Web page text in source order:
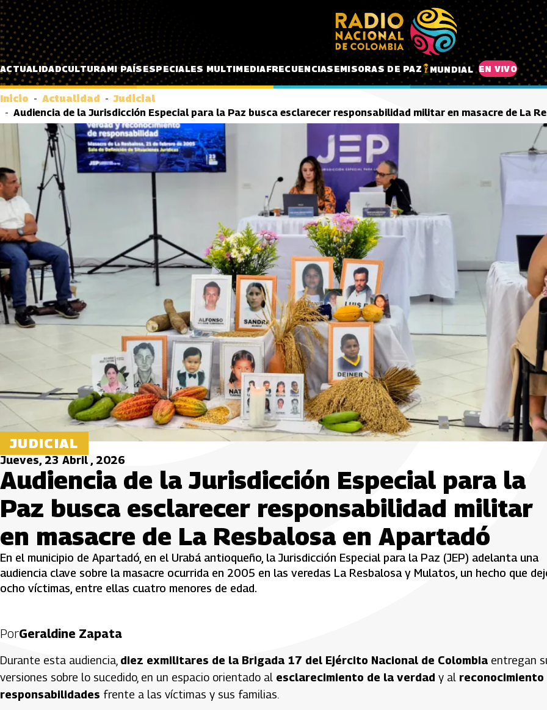
Pasar al contenido principal
ACTUALIDADCULTURAMI PAÍSESPECIALES MULTIMEDIAFRECUENCIASEMISORAS DE PAZ MUNDIAL EN VIVO
Inicio Actualidad
Judicial
Audiencia de la Jurisdicción Especial para la Paz busca esclarecer responsabilidad militar en masacre de La
JUDICIAL
Jueves, 23 Abril , 2026
Audiencia de la Jurisdicción Especial para la
Paz busca esclarecer responsabilidad militar
en masacre de La Resbalosa en Apartadó
En el municipio de Apartadó, en el Urabá antioqueño, la Jurisdicción Especial para la Paz (JEP) adelanta una
audiencia clave sobre la masacre ocurrida en 2005 en las veredas La Resbalosa y Mulatos, un hecho que
ocho víctimas, entre ellas cuatro menores de edad.
PorGeraldine Zapata
Durante esta audiencia, diez exmilitares de la Brigada 17 del Ejército Nacional de Colombia entregan
versiones sobre lo sucedido, en un espacio orientado al esclarecimiento de la verdad y al reconocimiento
responsabilidades frente a las víctimas y sus familias.